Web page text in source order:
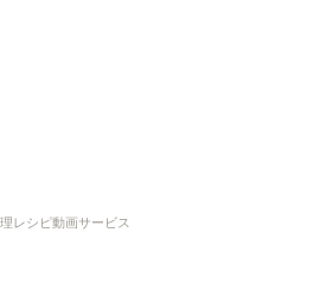
レシピ動画サービス